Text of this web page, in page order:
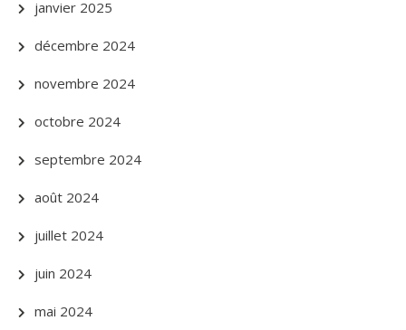
janvier 2025
décembre 2024
novembre 2024
octobre 2024
septembre 2024
août 2024
juillet 2024
juin 2024
mai 2024